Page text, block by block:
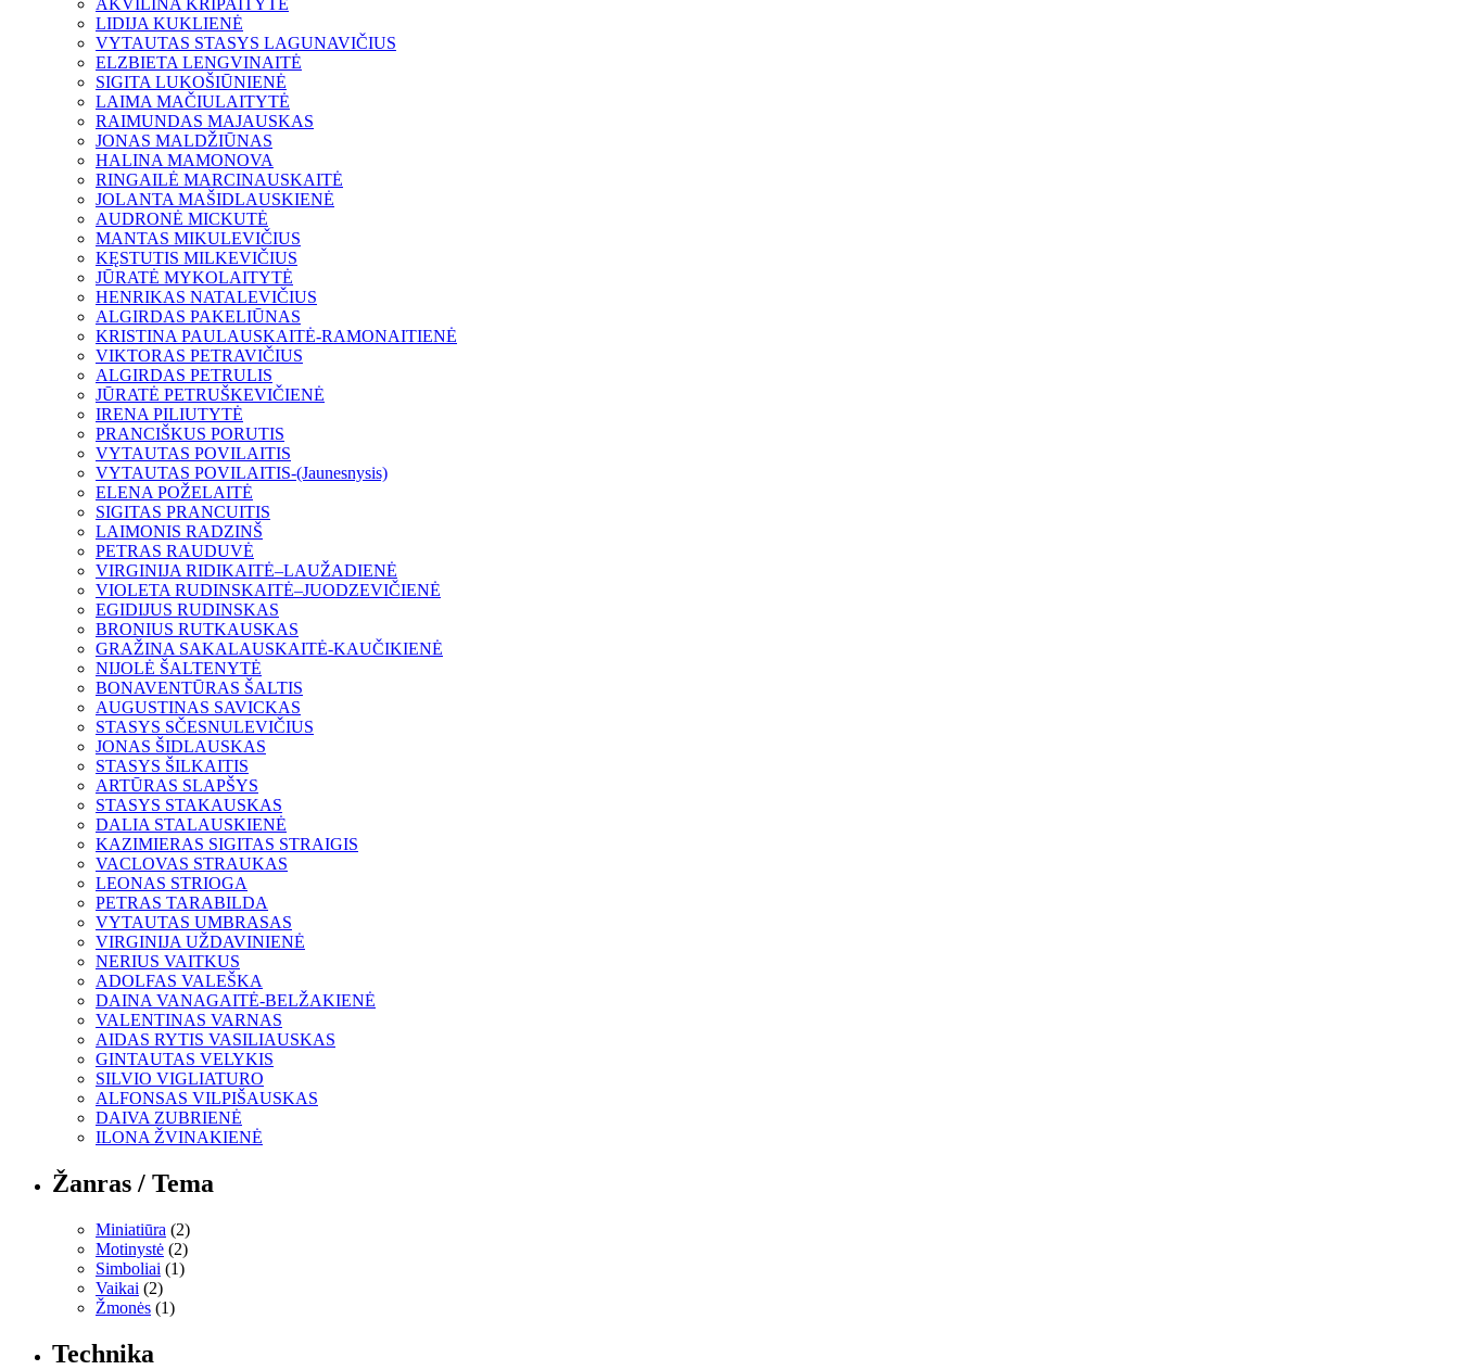
AKVILINA KRIPAITYTĖ
LIDIJA KUKLIENĖ
VYTAUTAS STASYS LAGUNAVIČIUS
ELZBIETA LENGVINAITĖ
SIGITA LUKOŠIŪNIENĖ
LAIMA MAČIULAITYTĖ
RAIMUNDAS MAJAUSKAS
JONAS MALDŽIŪNAS
HALINA MAMONOVA
RINGAILĖ MARCINAUSKAITĖ
JOLANTA MAŠIDLAUSKIENĖ
AUDRONĖ MICKUTĖ
MANTAS MIKULEVIČIUS
KĘSTUTIS MILKEVIČIUS
JŪRATĖ MYKOLAITYTĖ
HENRIKAS NATALEVIČIUS
ALGIRDAS PAKELIŪNAS
KRISTINA PAULAUSKAITĖ-RAMONAITIENĖ
VIKTORAS PETRAVIČIUS
ALGIRDAS PETRULIS
JŪRATĖ PETRUŠKEVIČIENĖ
IRENA PILIUTYTĖ
PRANCIŠKUS PORUTIS
VYTAUTAS POVILAITIS
VYTAUTAS POVILAITIS-(Jaunesnysis)
ELENA POŽELAITĖ
SIGITAS PRANCUITIS
LAIMONIS RADZINŠ
PETRAS RAUDUVĖ
VIRGINIJA RIDIKAITĖ–LAUŽADIENĖ
VIOLETA RUDINSKAITĖ–JUODZEVIČIENĖ
EGIDIJUS RUDINSKAS
BRONIUS RUTKAUSKAS
GRAŽINA SAKALAUSKAITĖ-KAUČIKIENĖ
NIJOLĖ ŠALTENYTĖ
BONAVENTŪRAS ŠALTIS
AUGUSTINAS SAVICKAS
STASYS SČESNULEVIČIUS
JONAS ŠIDLAUSKAS
STASYS ŠILKAITIS
ARTŪRAS SLAPŠYS
STASYS STAKAUSKAS
DALIA STALAUSKIENĖ
KAZIMIERAS SIGITAS STRAIGIS
VACLOVAS STRAUKAS
LEONAS STRIOGA
PETRAS TARABILDA
VYTAUTAS UMBRASAS
VIRGINIJA UŽDAVINIENĖ
NERIUS VAITKUS
ADOLFAS VALEŠKA
DAINA VANAGAITĖ-BELŽAKIENĖ
VALENTINAS VARNAS
AIDAS RYTIS VASILIAUSKAS
GINTAUTAS VELYKIS
SILVIO VIGLIATURO
ALFONSAS VILPIŠAUSKAS
DAIVA ZUBRIENĖ
ILONA ŽVINAKIENĖ
Žanras / Tema
Miniatiūra (2)
Motinystė (2)
Simboliai (1)
Vaikai (2)
Žmonės (1)
Technika